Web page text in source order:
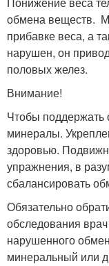
обмена веществ.
прибавке веса, а
нарушен, он
половых желез.
Внимание!
Чтобы поддержать
минералы.
здоровью.
упражнения, в
сбалансировать
Обязательно
обследования
нарушенного
минеральный или